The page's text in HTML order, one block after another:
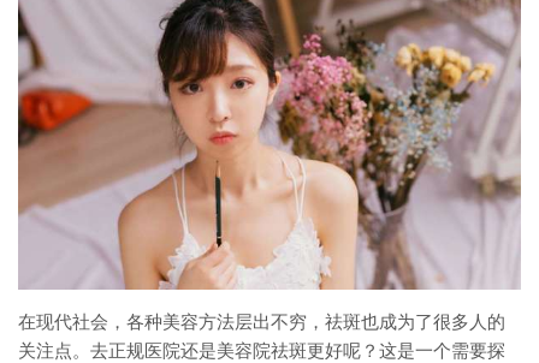
在现代社会，各种美容方法层出不穷，祛斑也成为了很多人的
关注点。去正规医院还是美容院祛斑更好呢？这是一个需要探